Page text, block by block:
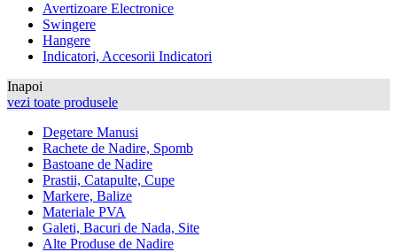
Avertizoare Electronice
Swingere
Hangere
Indicatori, Accesorii Indicatori
Inapoi
vezi toate produsele
Degetare Manusi
Rachete de Nadire, Spomb
Bastoane de Nadire
Prastii, Catapulte, Cupe
Markere, Balize
Materiale PVA
Galeti, Bacuri de Nada, Site
Alte Produse de Nadire